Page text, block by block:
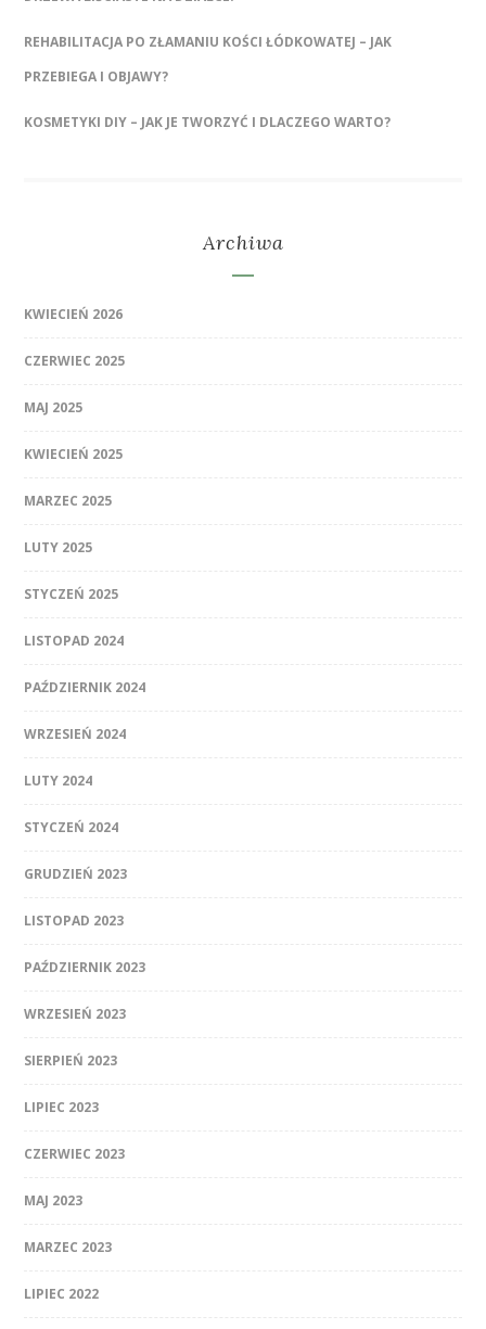
REHABILITACJA PO ZŁAMANIU KOŚCI ŁÓDKOWATEJ – JAK
PRZEBIEGA I OBJAWY?
KOSMETYKI DIY – JAK JE TWORZYĆ I DLACZEGO WARTO?
Archiwa
KWIECIEŃ 2026
CZERWIEC 2025
MAJ 2025
KWIECIEŃ 2025
MARZEC 2025
LUTY 2025
STYCZEŃ 2025
LISTOPAD 2024
PAŹDZIERNIK 2024
WRZESIEŃ 2024
LUTY 2024
STYCZEŃ 2024
GRUDZIEŃ 2023
LISTOPAD 2023
PAŹDZIERNIK 2023
WRZESIEŃ 2023
SIERPIEŃ 2023
LIPIEC 2023
CZERWIEC 2023
MAJ 2023
MARZEC 2023
LIPIEC 2022